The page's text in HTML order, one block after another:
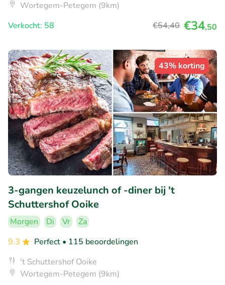
Wortegem-Petegem (9km)
Verkocht: 58
€54,40 €34,50
43% korting
3-gangen keuzelunch of -diner bij 't
Schuttershof Ooike
Morgen Di Vr
Za
9.3
Perfect • 115 beoordelingen
't Schuttershof Ooike
Wortegem-Petegem (9km)